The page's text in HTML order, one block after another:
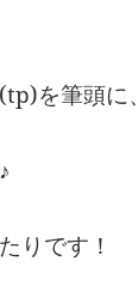
を筆頭に、
りです！